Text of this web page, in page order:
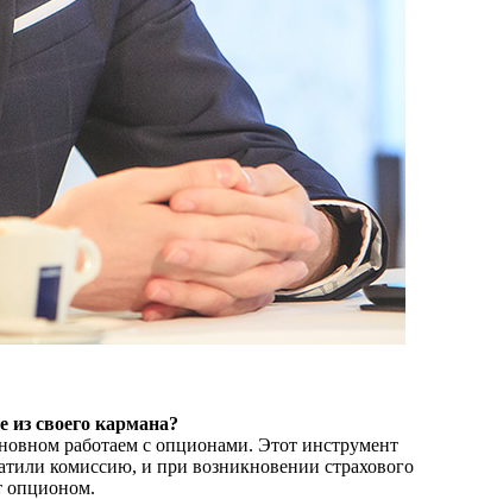
своего кармана?
работаем с опционами. Этот инструмент
комиссию, и при возникновении страхового
опционом.